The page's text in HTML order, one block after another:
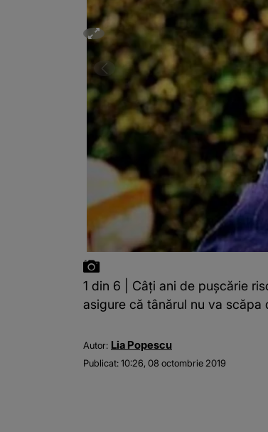
1 din 6 | Câți ani de pușcărie
asigure că tânărul nu va scăpa
Autor: Lia Popescu
Publicat:10:26, 08 octombrie 2019